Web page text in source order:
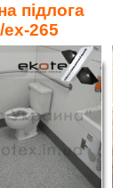
підлога
265